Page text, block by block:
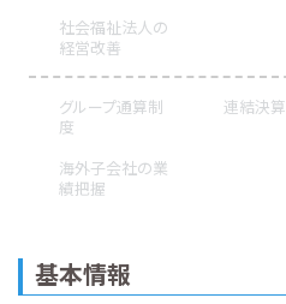
社会福祉法人の
経営改善
グループ通算制
度
連結決算
海外子会社の業
績把握
基本情報